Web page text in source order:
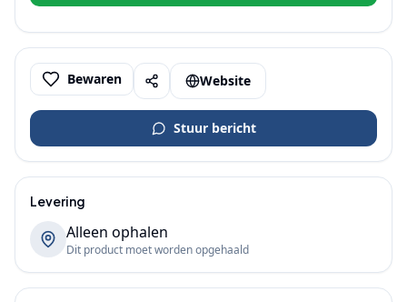
Bewaren Website
Stuur bericht
Levering
Alleen ophalen
Dit product moet worden opgehaald